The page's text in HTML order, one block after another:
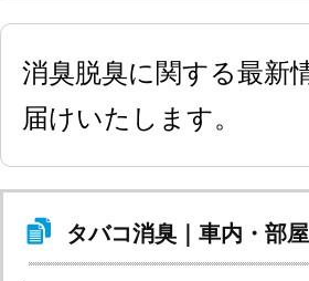
消臭脱臭に関する最新
届けいたします。
タバコ消臭｜車内・部